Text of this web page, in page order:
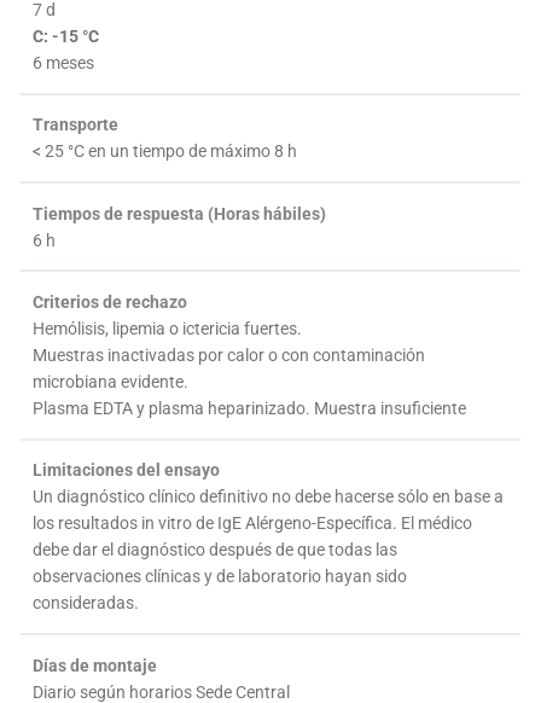
7 d
C: -15 °C
6 meses
Transporte
< 25 °C en un tiempo de máximo 8 h
Tiempos de respuesta (Horas hábiles)
6 h
Criterios de rechazo
Hemólisis, lipemia o ictericia fuertes.
Muestras inactivadas por calor o con contaminación
microbiana evidente.
Plasma EDTA y plasma heparinizado. Muestra insuficiente
Limitaciones del ensayo
Un diagnóstico clínico definitivo no debe hacerse sólo en base a
los resultados in vitro de IgE Alérgeno-Específica. El médico
debe dar el diagnóstico después de que todas las
observaciones clínicas y de laboratorio hayan sido
consideradas.
Días de montaje
Diario según horarios Sede Central